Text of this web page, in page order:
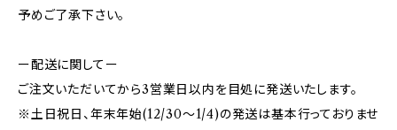
予めご了承下さい。
ー配送に関してー
ご注文いただいてから3営業日以内を目処に発送いたします。
※土日祝日、年末年始(12/30〜1/4)の発送は基本行っておりませ